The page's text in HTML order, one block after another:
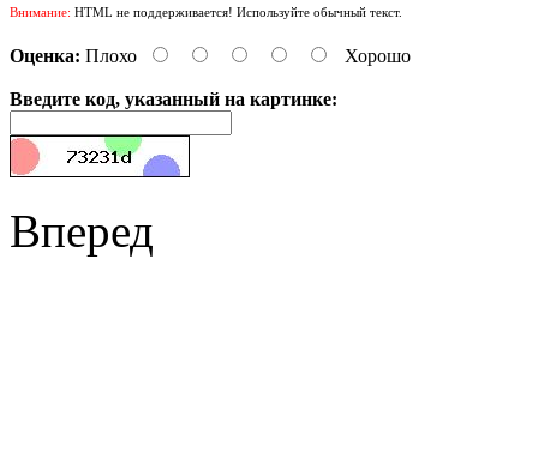
Внимание: HTML не поддерживается! Используйте обычный текст.
Оценка: Плохо Хорошо
Введите код, указанный на картинке:
Вперед